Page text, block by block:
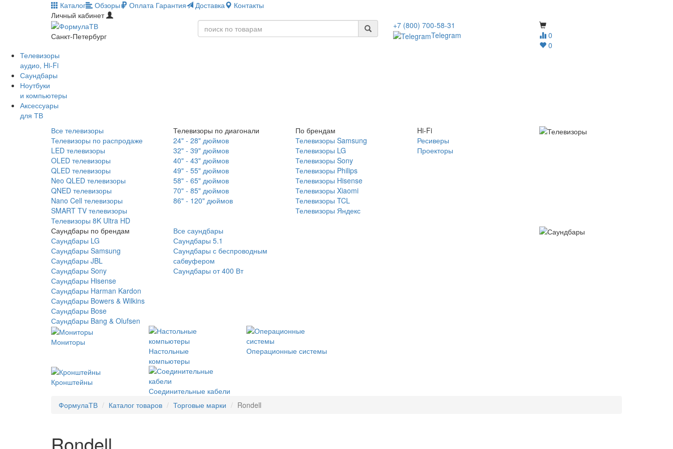
Каталог Обзоры Оплата Гарантия Доставка
Контакты
Личный кабинет
Санкт-Петербург
0
0
+7 (800) 700-58-31
Telegram
Телевизоры
аудио, Hi-Fi
Саундбары
Ноутбуки
и компьютеры
Аксессуары
для ТВ
Все телевизоры
Телевизоры по распродаже
LED телевизоры
OLED телевизоры
QLED телевизоры
Neo QLED телевизоры
QNED телевизоры
Nano Cell телевизоры
SMART TV телевизоры
Телевизоры 8K Ultra HD
Телевизоры по диагонали
24" - 28" дюймов
32" - 39" дюймов
40" - 43" дюймов
49" - 55" дюймов
58" - 65" дюймов
70" - 85" дюймов
86" - 120" дюймов
По брендам
Телевизоры Samsung
Телевизоры LG
Телевизоры Sony
Телевизоры Philips
Телевизоры Hisense
Телевизоры Xiaomi
Телевизоры TCL
Телевизоры Яндекс
Hi-Fi
Ресиверы
Проекторы
Саундбары по брендам
Саундбары LG
Саундбары Samsung
Саундбары JBL
Саундбары Sony
Саундбары Hisense
Саундбары Harman Kardon
Саундбары Bowers & Wilkins
Саундбары Bose
Саундбары Bang & Olufsen
Все саундбары
Саундбары 5.1
Саундбары с беспроводным
сабвуфером
Саундбары от 400 Вт
Мониторы
Настольные
компьютеры
Операционные системы
Кронштейны
Соединительные кабели
ФормулаТВ
Каталог товаров Торговые марки Rondell
Rondell